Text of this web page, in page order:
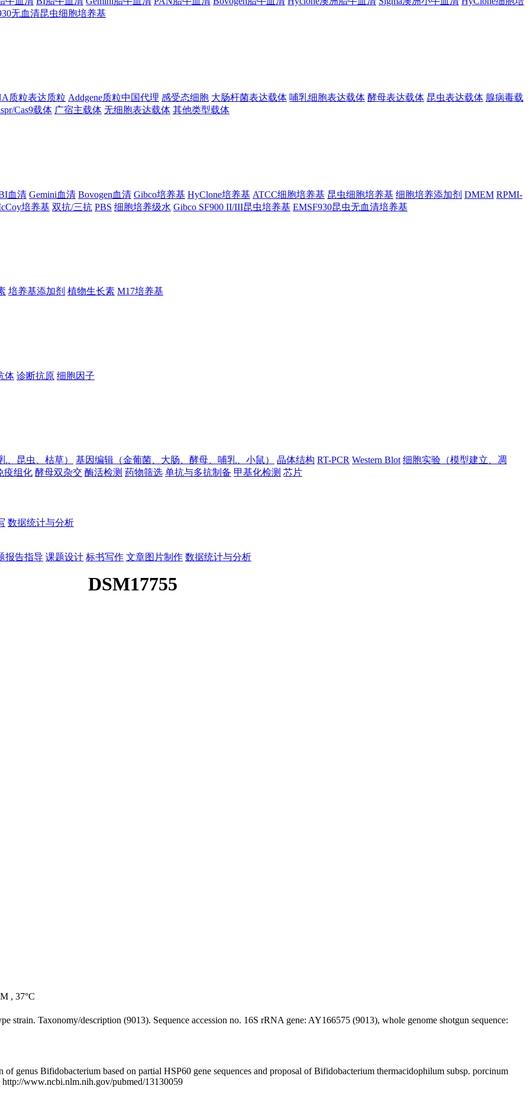
无血清昆虫细胞培养基
质粒表达质粒 Addgene质粒中国代理 感受态细胞 大肠杆菌表达载体 哺乳细胞表达载体 酵母表达载体 昆虫表达载体 腺病毒载
Cas9载体 广宿主载体 无细胞表达载体 其他类型载体
血清 Gemini血清 Bovogen血清 Gibco培养基 HyClone培养基 ATCC细胞培养基 昆虫细胞培养基 细胞培养添加剂 DMEM RPMI-
培养基 双抗/三抗 PBS 细胞培养级水 Gibco SF900 II/III昆虫培养基 EMSF930昆虫无血清培养基
培养基添加剂 植物生长素 M17培养基
体 诊断抗原 细胞因子
、昆虫、枯草） 基因编辑（金葡菌、大肠、酵母、哺乳、小鼠） 晶体结构 RT-PCR Western Blot 细胞实验（模型建立、凋
疫组化 酵母双杂交 酶活检测 药物筛选 单抗与多抗制备 甲基化检测 芯片
数据统计与分析
报告指导 课题设计 标书写作 文章图片制作 数据统计与分析
DSM17755
, 37°C
strain. Taxonomy/description (9013). Sequence accession no. 16S rRNA gene: AY166575 (9013), whole genome shotgun sequence:
genus Bifidobacterium based on partial HSP60 gene sequences and proposal of Bifidobacterium thermacidophilum subsp. porcinum
www.ncbi.nlm.nih.gov/pubmed/13130059